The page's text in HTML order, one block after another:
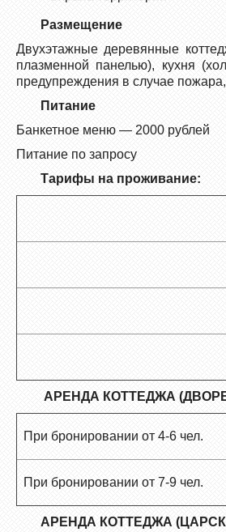
Размещение
Двухэтажные деревянные
плазменной панелью), кухня
предупреждения в случае
Питание
Банкетное меню — 2000 рублей
Питание по запросу
Тарифы на проживание:
АРЕНДА КОТТЕДЖА
При бронировании от 4-6 чел.
При бронировании от 7-9 чел.
АРЕНДА КОТТЕДЖА